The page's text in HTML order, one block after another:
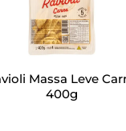
Massa Leve
400g